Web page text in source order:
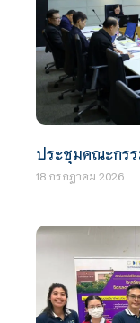
ประชุมคณะกรร
18 กรกฎาคม 2026